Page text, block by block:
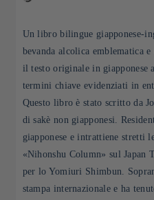
Un libro bilingue giapponese-
bevanda alcolica emblematica
il testo originale in giapponese
termini chiave evidenziati in
Questo libro è stato scritto da
di sakè non giapponesi.
giapponese e intrattiene stretti
«Nihonshu Column» sul Japan
per lo Yomiuri Shimbun.
stampa internazionale e ha